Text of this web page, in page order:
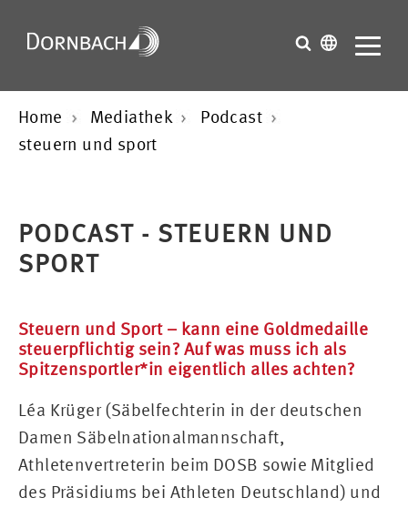
Home Mediathek
Podcast
steuern und sport
PODCAST - STEUERN UND
SPORT
Steuern und Sport – kann eine Goldmedaille
steuerpflichtig sein? Auf was muss ich als
Spitzensportler*in eigentlich alles achten?
Léa Krüger (Säbelfechterin in der deutschen
Damen Säbelnationalmannschaft,
Athletenvertreterin beim DOSB sowie Mitglied
des Präsidiums bei Athleten Deutschland) und